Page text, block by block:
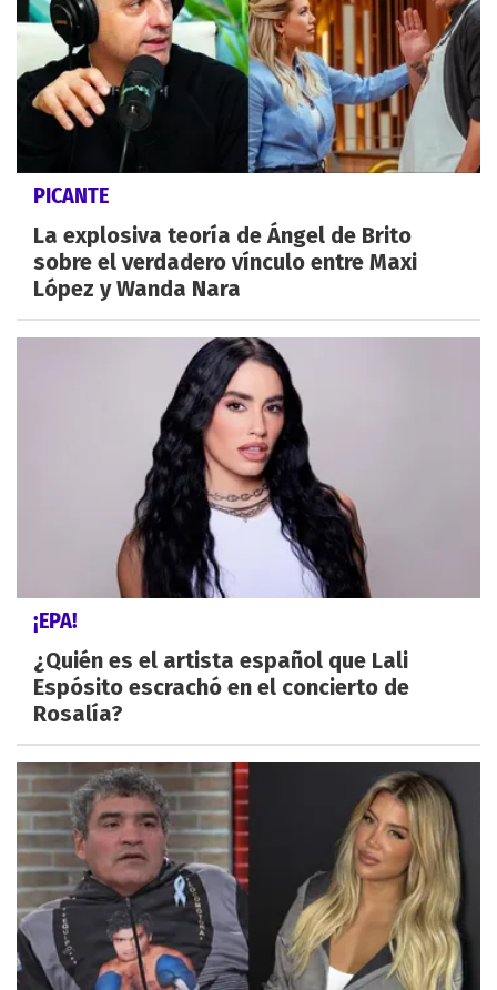
PICANTE
La explosiva teoría de Ángel de Brito
sobre el verdadero vínculo entre Maxi
López y Wanda Nara
¡EPA!
¿Quién es el artista español que Lali
Espósito escrachó en el concierto de
Rosalía?